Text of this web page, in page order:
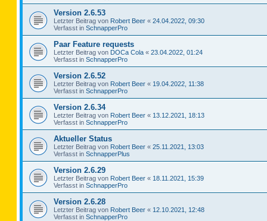
Version 2.6.53
Letzter Beitrag von Robert Beer « 24.04.2022, 09:30
Verfasst in SchnapperPro
Paar Feature requests
Letzter Beitrag von DOCa Cola « 23.04.2022, 01:24
Verfasst in SchnapperPro
Version 2.6.52
Letzter Beitrag von Robert Beer « 19.04.2022, 11:38
Verfasst in SchnapperPro
Version 2.6.34
Letzter Beitrag von Robert Beer « 13.12.2021, 18:13
Verfasst in SchnapperPro
Aktueller Status
Letzter Beitrag von Robert Beer « 25.11.2021, 13:03
Verfasst in SchnapperPlus
Version 2.6.29
Letzter Beitrag von Robert Beer « 18.11.2021, 15:39
Verfasst in SchnapperPro
Version 2.6.28
Letzter Beitrag von Robert Beer « 12.10.2021, 12:48
Verfasst in SchnapperPro